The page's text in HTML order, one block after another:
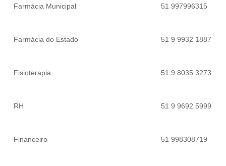
Farmácia Municipal 51 997996315
Farmácia do Estado 51 9 9932 1887
Fisioterapia 51 9 8035 3273
RH 51 9 9692 5999
Financeiro 51 998308719